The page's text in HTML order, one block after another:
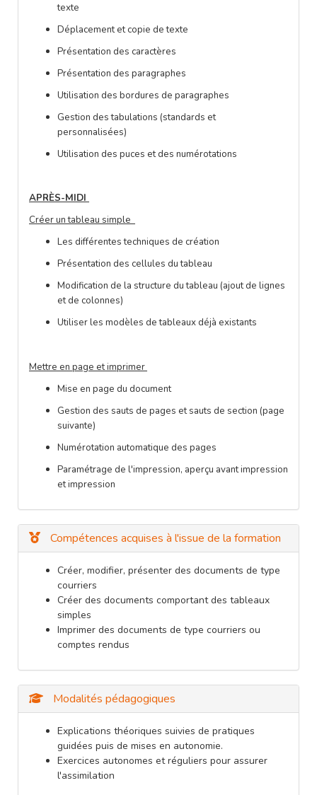
texte
Déplacement et copie de texte
Présentation des caractères
Présentation des paragraphes
Utilisation des bordures de paragraphes
Gestion des tabulations (standards et
personnalisées)
Utilisation des puces et des numérotations
APRÈS-MIDI
Créer un tableau simple
Les différentes techniques de création
Présentation des cellules du tableau
Modification de la structure du tableau (ajout de lignes
et de colonnes)
Utiliser les modèles de tableaux déjà existants
Mettre en page et imprimer
Mise en page du document
Gestion des sauts de pages et sauts de section (page
suivante)
Numérotation automatique des pages
Paramétrage de l'impression, aperçu avant impression
et impression
Compétences acquises à l'issue de la formation
Créer, modifier, présenter des documents de type
courriers
Créer des documents comportant des tableaux
simples
Imprimer des documents de type courriers ou
comptes rendus
Modalités pédagogiques
Explications théoriques suivies de pratiques
guidées puis de mises en autonomie.
Exercices autonomes et réguliers pour assurer
l'assimilation